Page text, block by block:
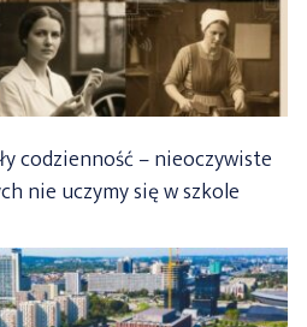
codzienność – nieoczywiste
nie uczymy się w szkole